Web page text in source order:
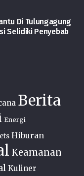
Di Tulungagung
Selidiki Penyebab
Berita
Energi
Hiburan
Keamanan
Kuliner